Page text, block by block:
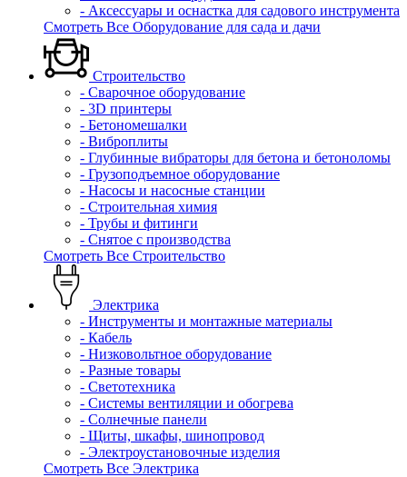
- Аксессуары и оснастка для садового инструмента
Смотреть Все Оборудование для сада и дачи
Строительство
- Сварочное оборудование
- 3D принтеры
- Бетономешалки
- Виброплиты
- Глубинные вибраторы для бетона и бетоноломы
- Грузоподъемное оборудование
- Насосы и насосные станции
- Строительная химия
- Трубы и фитинги
- Снятое с производства
Смотреть Все Строительство
Электрика
- Инструменты и монтажные материалы
- Кабель
- Низковольтное оборудование
- Разные товары
- Светотехника
- Системы вентиляции и обогрева
- Солнечные панели
- Щиты, шкафы, шинопровод
- Электроустановочные изделия
Смотреть Все Электрика